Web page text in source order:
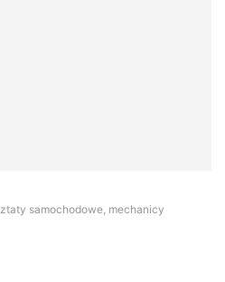
samochodowe, mechanicy